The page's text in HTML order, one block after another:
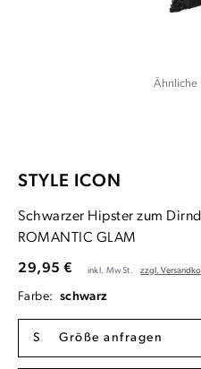
Ähnliche
STYLE ICON
Schwarzer Hipster zum
ROMANTIC GLAM
29,95 € inkl. MwSt. zzgl.
Farbe: schwarz
S Größe anfragen